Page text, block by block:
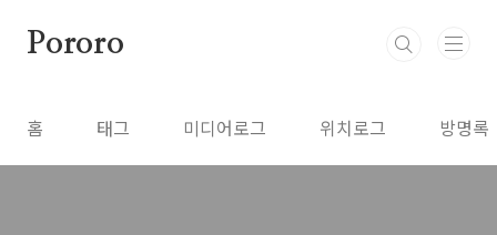
Pororo
홈 태그 미디어로그 위치로그 방명록